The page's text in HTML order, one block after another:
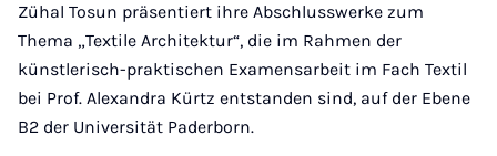
Zühal Tosun präsentiert ihre Abschlusswerke zum
Thema „Textile Architektur“, die im Rahmen der
künstlerisch-praktischen Examensarbeit im Fach Textil
bei Prof. Alexandra Kürtz entstanden sind, auf der Ebene
B2 der Universität Paderborn.